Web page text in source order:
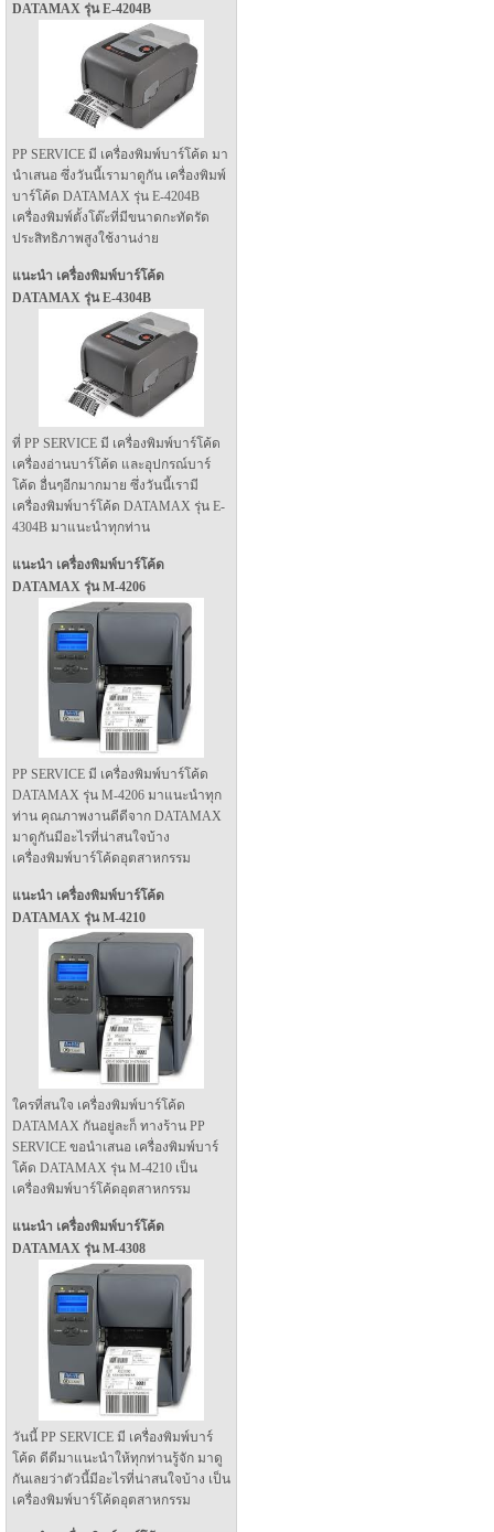
DATAMAX รุ่น E-4204B
PP SERVICE มี เครื่องพิมพ์บาร์โค้ด มา
นำเสนอ ซึ่งวันนี้เรามาดูกัน เครื่องพิมพ์
บาร์โค้ด DATAMAX รุ่น E-4204B
เครื่องพิมพ์ตั้งโต๊ะที่มีขนาดกะทัดรัด
ประสิทธิภาพสูงใช้งานง่าย
แนะนำ เครื่องพิมพ์บาร์โค้ด
DATAMAX รุ่น E-4304B
ที่ PP SERVICE มี เครื่องพิมพ์บาร์โค้ด
เครื่องอ่านบาร์โค้ด และอุปกรณ์บาร์
โค้ด อื่นๆอีกมากมาย ซึ่งวันนี้เรามี
เครื่องพิมพ์บาร์โค้ด DATAMAX รุ่น E-
4304B มาแนะนำทุกท่าน
แนะนำ เครื่องพิมพ์บาร์โค้ด
DATAMAX รุ่น M-4206
PP SERVICE มี เครื่องพิมพ์บาร์โค้ด
DATAMAX รุ่น M-4206 มาแนะนำทุก
ท่าน คุณภาพงานดีดีจาก DATAMAX
มาดูกันมีอะไรที่น่าสนใจบ้าง
เครื่องพิมพ์บาร์โค้ดอุตสาหกรรม
แนะนำ เครื่องพิมพ์บาร์โค้ด
DATAMAX รุ่น M-4210
ใครที่สนใจ เครื่องพิมพ์บาร์โค้ด
DATAMAX กันอยู่ละก็ ทางร้าน PP
SERVICE ขอนำเสนอ เครื่องพิมพ์บาร์
โค้ด DATAMAX รุ่น M-4210 เป็น
เครื่องพิมพ์บาร์โค้ดอุตสาหกรรม
แนะนำ เครื่องพิมพ์บาร์โค้ด
DATAMAX รุ่น M-4308
วันนี้ PP SERVICE มี เครื่องพิมพ์บาร์
โค้ด ดีดีมาแนะนำให้ทุกท่านรู้จัก มาดู
กันเลยว่าตัวนี้มีอะไรที่น่าสนใจบ้าง เป็น
เครื่องพิมพ์บาร์โค้ดอุตสาหกรรม